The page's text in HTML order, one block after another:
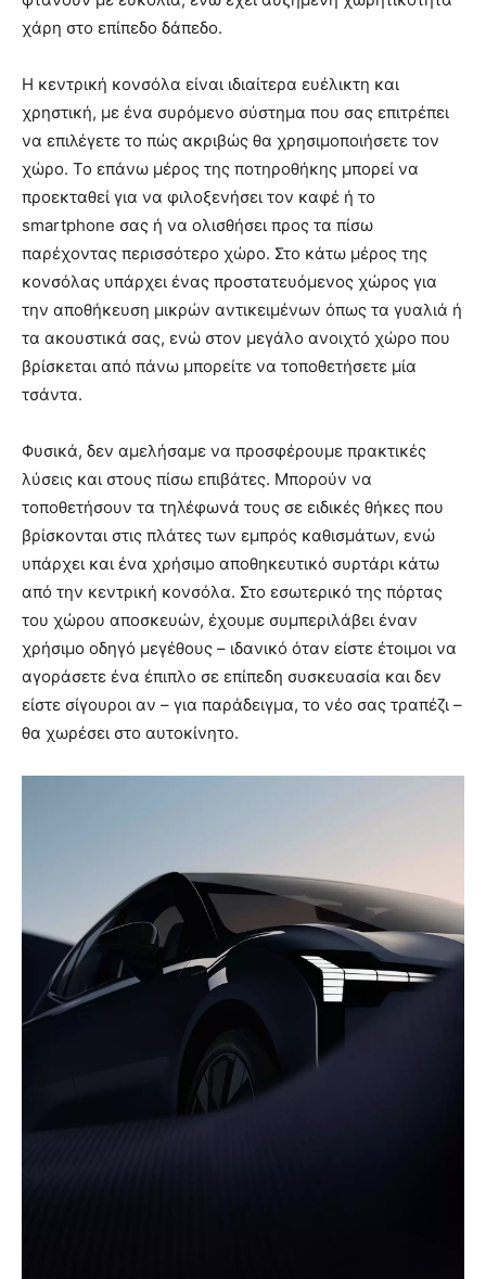
χάρη στο επίπεδο δάπεδο.
Η κεντρική κονσόλα είναι ιδιαίτερα ευέλικτη και
χρηστική, με ένα συρόμενο σύστημα που σας επιτρέπει
να επιλέγετε το πώς ακριβώς θα χρησιμοποιήσετε τον
χώρο. Το επάνω μέρος της ποτηροθήκης μπορεί να
προεκταθεί για να φιλοξενήσει τον καφέ ή το
smartphone σας ή να ολισθήσει προς τα πίσω
παρέχοντας περισσότερο χώρο. Στο κάτω μέρος της
κονσόλας υπάρχει ένας προστατευόμενος χώρος για
την αποθήκευση μικρών αντικειμένων όπως τα γυαλιά ή
τα ακουστικά σας, ενώ στον μεγάλο ανοιχτό χώρο που
βρίσκεται από πάνω μπορείτε να τοποθετήσετε μία
τσάντα.
Φυσικά, δεν αμελήσαμε να προσφέρουμε πρακτικές
λύσεις και στους πίσω επιβάτες. Μπορούν να
τοποθετήσουν τα τηλέφωνά τους σε ειδικές θήκες που
βρίσκονται στις πλάτες των εμπρός καθισμάτων, ενώ
υπάρχει και ένα χρήσιμο αποθηκευτικό συρτάρι κάτω
από την κεντρική κονσόλα. Στο εσωτερικό της πόρτας
του χώρου αποσκευών, έχουμε συμπεριλάβει έναν
χρήσιμο οδηγό μεγέθους – ιδανικό όταν είστε έτοιμοι να
αγοράσετε ένα έπιπλο σε επίπεδη συσκευασία και δεν
είστε σίγουροι αν – για παράδειγμα, το νέο σας τραπέζι –
θα χωρέσει στο αυτοκίνητο.